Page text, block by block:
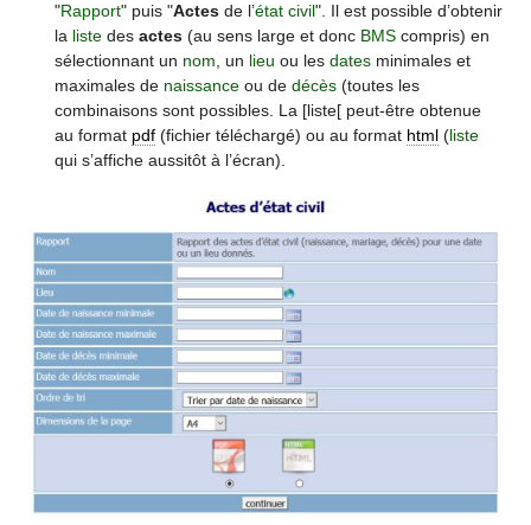
"Rapport" puis "Actesde l’état civil". Il est possible d’obtenir
la listedes actes(au sens large et donc BMScompris) en
sélectionnant un nom, un lieu ou les datesminimales et
maximales de naissanceou de décès(toutes les
combinaisons sont possibles. La [liste[ peut-être obtenue
au format pdf(fichier téléchargé) ou au format html(liste
qui s’affiche aussitôt à l’écran).